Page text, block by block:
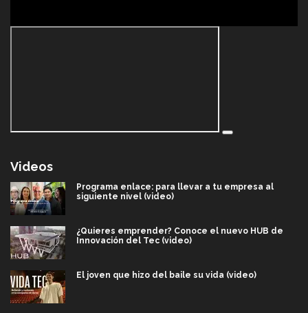
Videos
Programa enlace: para llevar a tu empresa al
siguiente nivel (video)
¿Quieres emprender? Conoce el nuevo HUB de
Innovación del Tec (video)
El joven que hizo del baile su vida (video)